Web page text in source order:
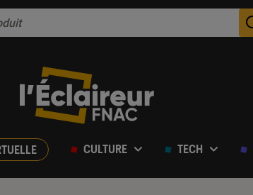
CULTURE TECH